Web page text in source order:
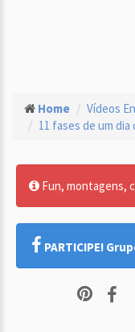
Home
Vídeos
11 fases de um
Fun, montagens,
PARTICIPE!